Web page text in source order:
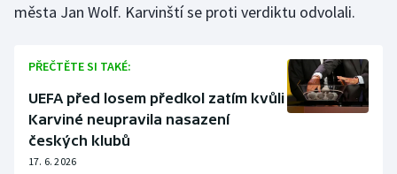
Stolní tenis
Veslování
Vodní slalom
města Jan Wolf. Karvinští se proti verdiktu odvolali.
PŘEČTĚTE SI TAKÉ:
UEFA před losem předkol zatím kvůli
Karviné neupravila nasazení
českých klubů
17. 6. 2026